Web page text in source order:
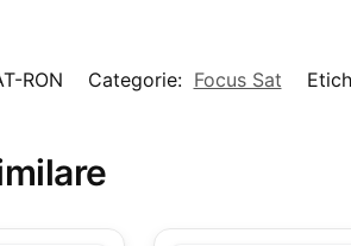
RON Categorie: Focus Sat